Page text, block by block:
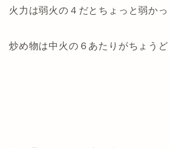
火力は弱火の４だとちょっと弱かっ
炒め物は中火の６あたりがちょうど